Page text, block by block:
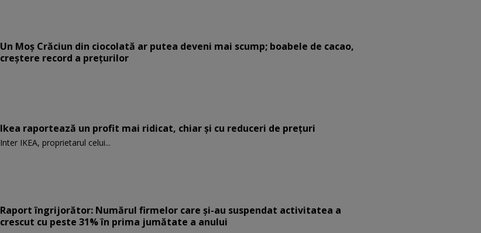
Un Moş Crăciun din ciocolată ar putea deveni mai scump; boabele de cacao,
creştere record a preţurilor
Ikea raportează un profit mai ridicat, chiar și cu reduceri de preţuri
Inter IKEA, proprietarul celui...
Raport îngrijorător: Numărul firmelor care şi-au suspendat activitatea a
crescut cu peste 31% în prima jumătate a anului